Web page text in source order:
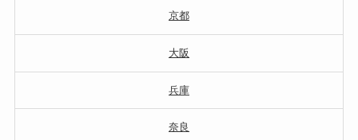
京都
大阪
兵庫
奈良